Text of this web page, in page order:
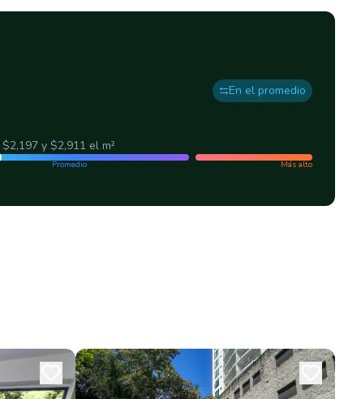
En el promedio
$2,197 y $2,911 el m²
Promedio Más alto